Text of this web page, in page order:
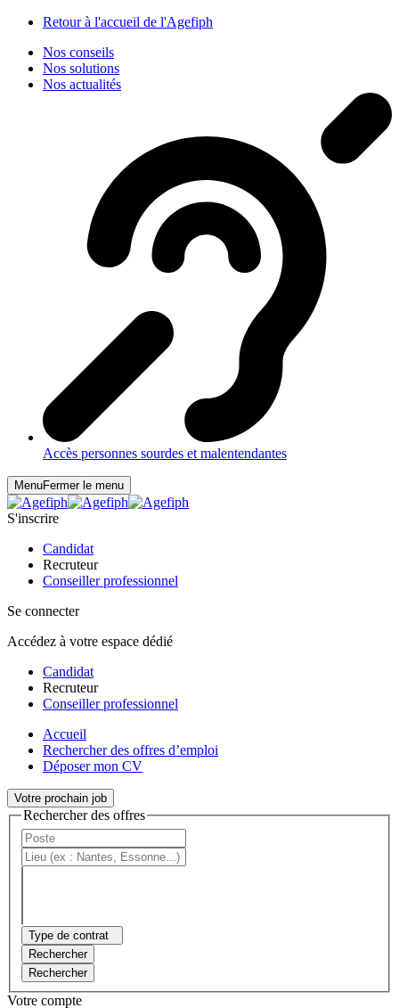
Retour à l'accueil de l'Agefiph
Nos conseils
Nos solutions
Nos actualités
Accès personnes sourdes et malentendantes
MenuFermer le menu
S'inscrire
Candidat
Recruteur
Conseiller professionnel
Se connecter
Accédez à votre espace dédié
Candidat
Recruteur
Conseiller professionnel
Accueil
Rechercher des offres d’emploi
Déposer mon CV
Votre prochain job
Rechercher des offres
Type de contrat
Rechercher
Rechercher
Votre compte